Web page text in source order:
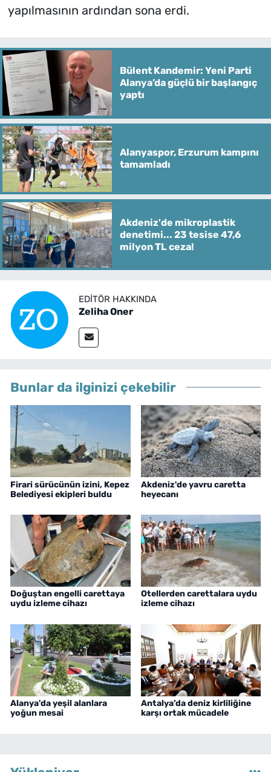
yapılmasının ardından sona erdi.
Bülent Kandemir: Yeni Parti
Alanya’da güçlü bir başlangıç
yaptı
Alanyaspor, Erzurum kampını
tamamladı
Akdeniz'de mikroplastik
denetimi... 23 tesise 47,6
milyon TL ceza!
EDITÖR HAKKINDA
Zeliha Oner
Bunlar da ilginizi çekebilir
Firari sürücünün izini, Kepez
Belediyesi ekipleri buldu
Akdeniz'de yavru caretta
heyecanı
Doğuştan engelli carettaya
uydu izleme cihazı
Otellerden carettalara uydu
izleme cihazı
Alanya'da yeşil alanlara
yoğun mesai
Antalya’da deniz kirliliğine
karşı ortak mücadele